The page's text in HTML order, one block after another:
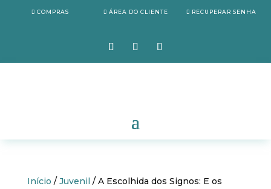
COMPRAS ÁREA DO CLIENTE RECUPERAR SENHA
Início / Juvenil / A Escolhida dos Signos: E os